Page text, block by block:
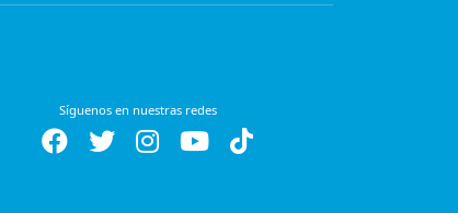
Síguenos en nuestras redes